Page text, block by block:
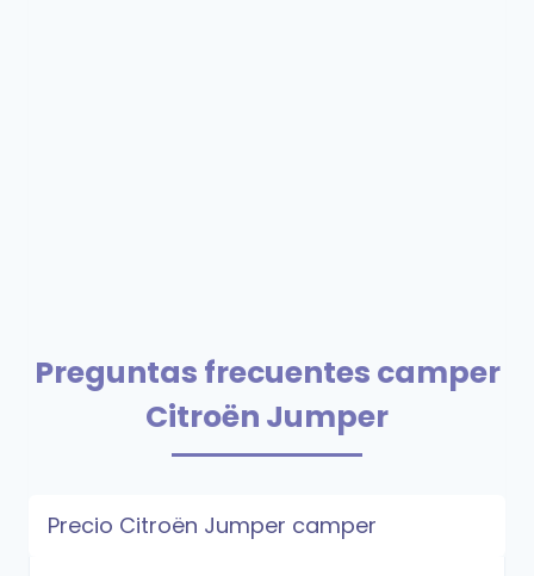
Preguntas frecuentes camper
Citroën Jumper
Precio Citroën Jumper camper